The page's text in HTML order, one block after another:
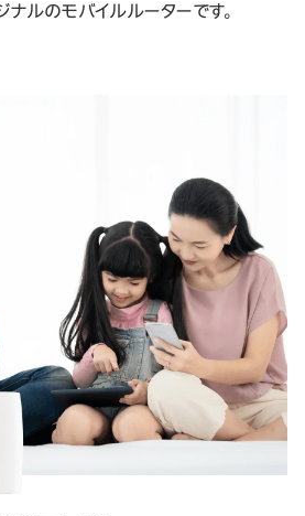
ルのモバイルルーターです。